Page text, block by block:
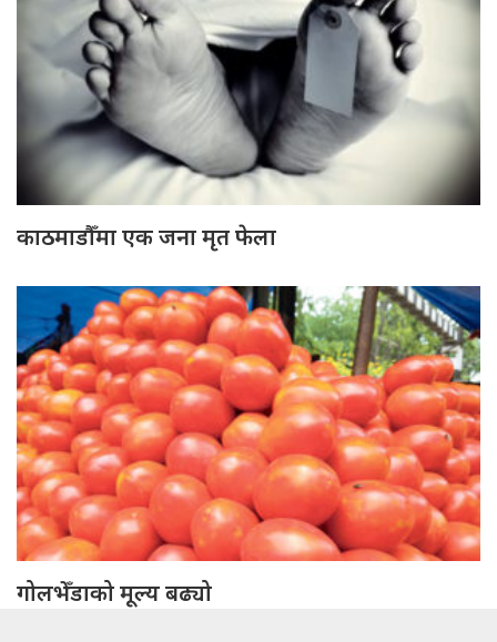
काठमाडौँमा एक जना मृत फेला
गोलभेँडाको मूल्य बढ्यो